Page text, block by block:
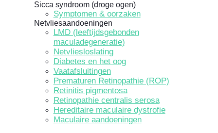
Sicca syndroom (droge ogen)
Symptomen & oorzaken
Netvliesaandoeningen
LMD (leeftijdsgebonden
maculadegeneratie)
Netvliesloslating
Diabetes en het oog
Vaatafsluitingen
Prematuren Retinopathie (ROP)
Retinitis pigmentosa
Retinopathie centralis serosa
Hereditaire maculaire dystrofie
Maculaire aandoeningen